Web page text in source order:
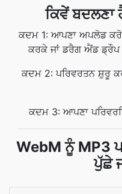
ਕਿਵੇਂ ਬਦਲਣਾ
ਕਦਮ 1: ਆਪਣਾ ਅਪਲੋਡ ਕਰੋ
ਕਰਕੇ ਜਾਂ ਡਰੈਗ ਐਂਡ ਡ੍ਰੌਪ
ਕਦਮ 2: ਪਰਿਵਰਤਨ ਸ਼ੁਰੂ
ਕਦਮ 3: ਆਪਣਾ
WebM ਨੂੰ MP3
ਪੁੱਛੇ